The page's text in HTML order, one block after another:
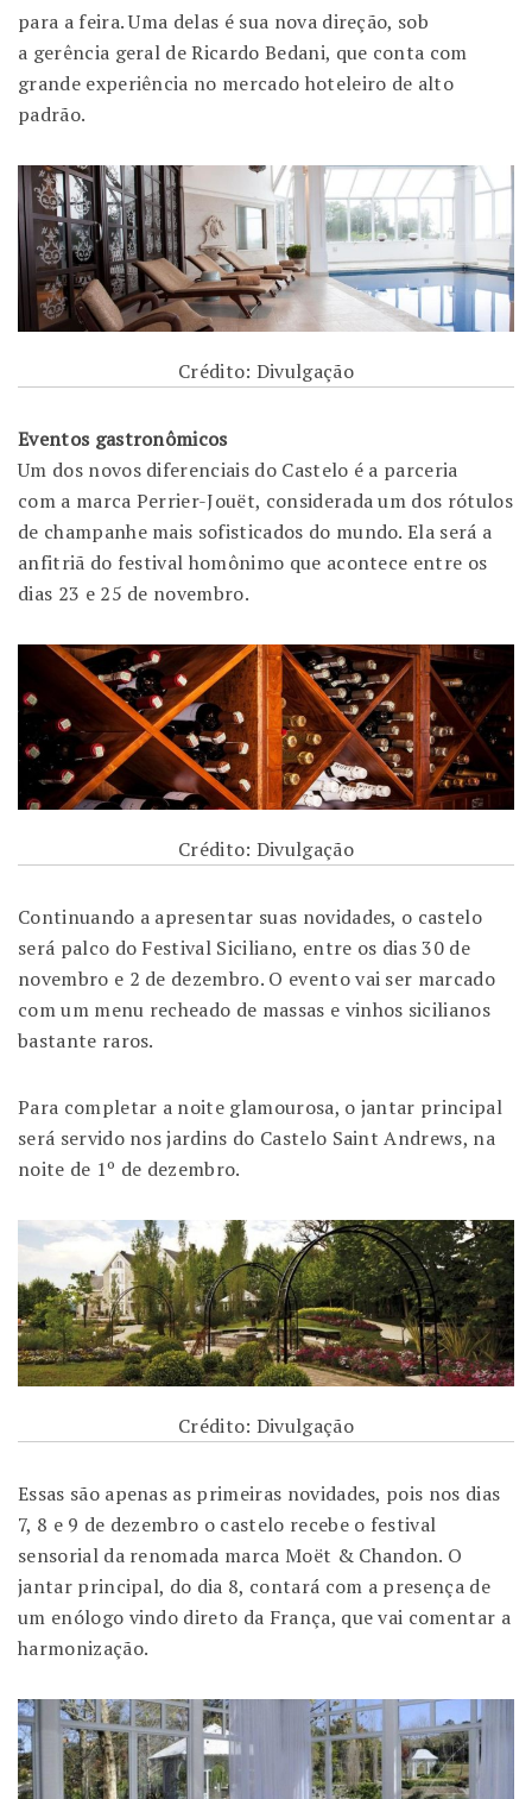
para a feira. Uma delas é sua nova direção, sob
a gerência geral de Ricardo Bedani, que conta com
grande experiência no mercado hoteleiro de alto
padrão.
Crédito: Divulgação
Eventos gastronômicos
Um dos novos diferenciais do Castelo é a parceria
com a marca Perrier-Jouët, considerada um dos rótulos
de champanhe mais sofisticados do mundo. Ela será a
anfitriã do festival homônimo que acontece entre os
dias 23 e 25 de novembro.
Crédito: Divulgação
Continuando a apresentar suas novidades, o castelo
será palco do Festival Siciliano, entre os dias 30 de
novembro e 2 de dezembro. O evento vai ser marcado
com um menu recheado de massas e vinhos sicilianos
bastante raros.
Para completar a noite glamourosa, o jantar principal
será servido nos jardins do Castelo Saint Andrews, na
noite de 1º de dezembro.
Crédito: Divulgação
Essas são apenas as primeiras novidades, pois nos dias
7, 8 e 9 de dezembro o castelo recebe o festival
sensorial da renomada marca Moët & Chandon. O
jantar principal, do dia 8, contará com a presença de
um enólogo vindo direto da França, que vai comentar a
harmonização.